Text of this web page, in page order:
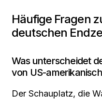
Häufige Fragen
deutschen
Was unterscheidet
von US-
Der Schauplatz, die